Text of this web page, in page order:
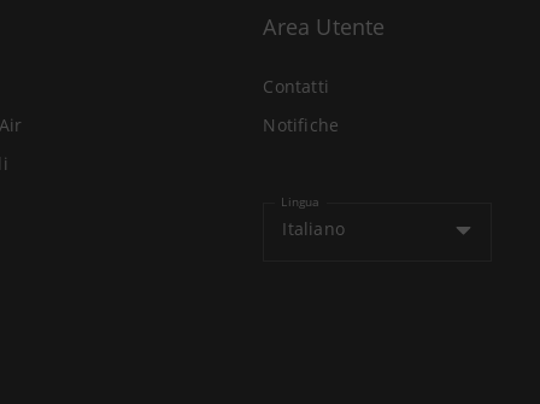
Area Utente
Contatti
Notifiche
Lingua
Italiano